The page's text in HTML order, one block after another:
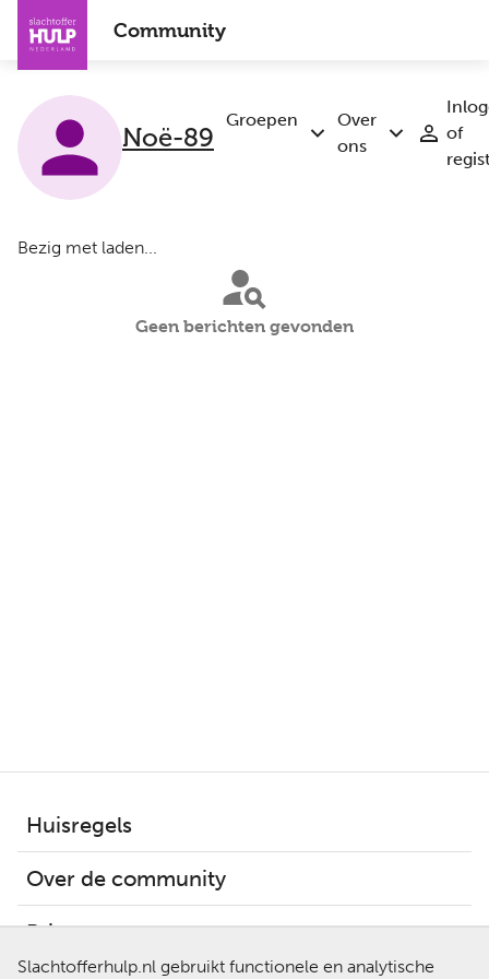
Slachtofferhulp.nl gebruikt functionele en analytische
Overslaan
naar
inhoud
gaan
Community
Groepen
Submenu
Over
ons
Submenu
of
Noë-89
Bezig met laden...
Geen berichten gevonden
Huisregels
Over de community
Privacy